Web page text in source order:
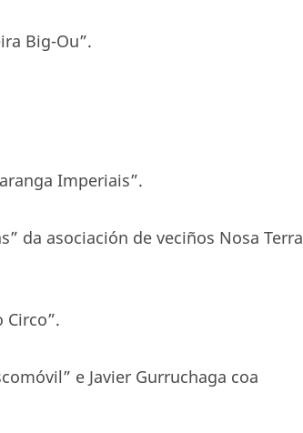
Big-Ou”.
Imperiais”.
da asociación de veciños Nosa Terra
e Javier Gurruchaga coa